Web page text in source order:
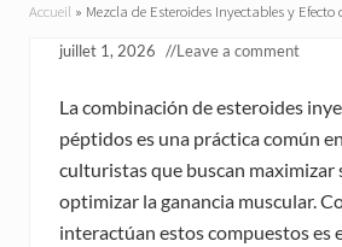
Accueil » Mezcla de Esteroides Inyectables y Efecto
juillet 1, 2026 //Leave a comment
La combinación de esteroides
péptidos es una práctica común
culturistas que buscan
optimizar la ganancia muscular.
interactúan estos compuestos es